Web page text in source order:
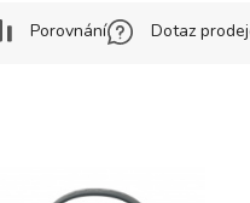
Porovnání Dotaz